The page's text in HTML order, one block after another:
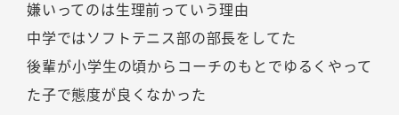
嫌いってのは生理前っていう理由
中学ではソフトテニス部の部長をしてた
後輩が小学生の頃からコーチのもとでゆるくやって
た子で態度が良くなかった